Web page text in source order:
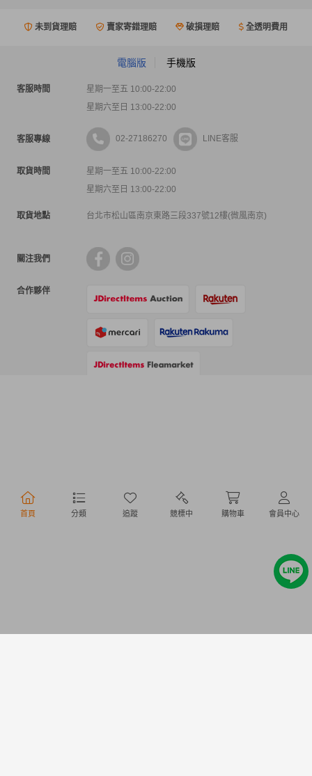
首頁 分類 追蹤 競標中 購物車 會員中心
未到貨理賠 賣家寄錯理賠 破損理賠 全透明費用
電腦版 手機版
客服時間
星期一至五 10:00-22:00
星期六至日 13:00-22:00
客服專線 02-27186270 LINE客服
取貨時間
星期一至五 10:00-22:00
星期六至日 13:00-22:00
取貨地點 台北市松山區南京東路三段337號12樓(微風南京)
關注我們
合作夥伴
行動購物